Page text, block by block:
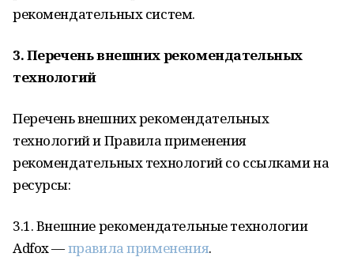
рекомендательных систем.
3. Перечень внешних рекомендательных
технологий
Перечень внешних рекомендательных
технологий и Правила применения
рекомендательных технологий со ссылками на
ресурсы:
3.1. Внешние рекомендательные технологии
Adfox —правила применения.